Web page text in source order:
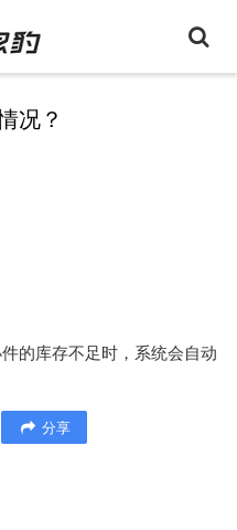
况？
的库存不足时，系统会自动
分享